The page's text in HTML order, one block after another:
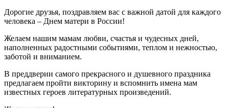
Дорогие друзья, поздравляем вас с важной датой для каждого
человека – Днем матери в России!
Желаем нашим мамам любви, счастья и чудесных дней,
наполненных радостными событиями, теплом и нежностью,
заботой и вниманием.
В преддверии самого прекрасного и душевного праздника
предлагаем пройти викторину и вспомнить имена мам
известных героев литературных произведений.